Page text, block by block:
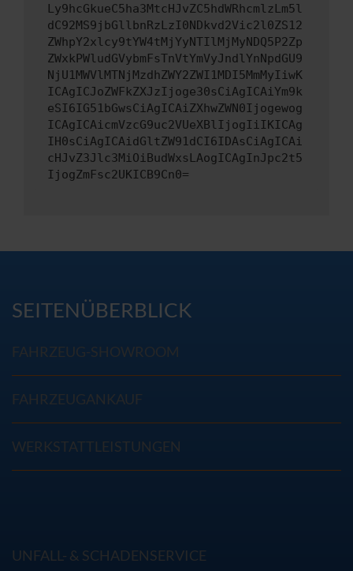
Ly9hcGkueC5ha3MtcHJvZC5hdWRhcmlzLm5l
dC92MS9jbGllbnRzLzI0NDkvd2Vic2l0ZS12
ZWhpY2xlcy9tYW4tMjYyNTIlMjMyNDQ5P2Zp
ZWxkPWludGVybmFsTnVtYmVyJndlYnNpdGU9
NjU1MWVlMTNjMzdhZWY2ZWI1MDI5MmMyIiwK
ICAgICJoZWFkZXJzIjoge30sCiAgICAiYm9k
eSI6IG51bGwsCiAgICAiZXhwZWN0Ijogewog
ICAgICAicmVzcG9uc2VUeXBlIjogIiIKICAg
IH0sCiAgICAidGltZW91dCI6IDAsCiAgICAi
cHJvZ3Jlc3MiOiBudWxsLAogICAgInJpc2t5
IjogZmFsc2UKICB9Cn0=
SEITENÜBERBLICK
FAHRZEUG-SHOWROOM
FAHRZEUGANKAUF
WERKSTATTLEISTUNGEN
UNFALL- & SCHADENSERVICE